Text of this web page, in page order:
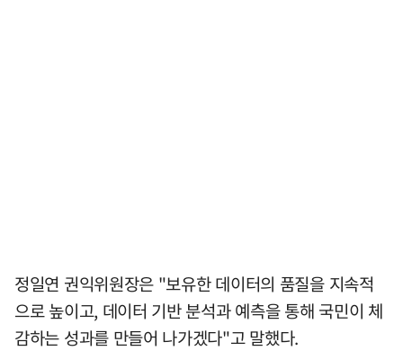
정일연 권익위원장은 "보유한 데이터의 품질을 지속적
으로 높이고, 데이터 기반 분석과 예측을 통해 국민이 체
감하는 성과를 만들어 나가겠다"고 말했다.